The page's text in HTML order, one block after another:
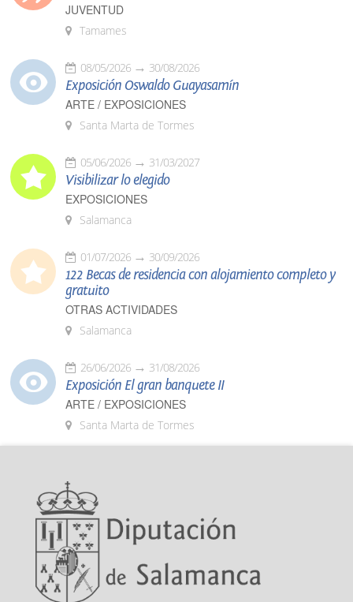
JUVENTUD
Tamames
08/05/2026 30/08/2026
Exposición Oswaldo Guayasamín
ARTE / EXPOSICIONES
Santa Marta de Tormes
05/06/2026 31/03/2027
Visibilizar lo elegido
EXPOSICIONES
Salamanca
01/07/2026 30/09/2026
122 Becas de residencia con alojamiento completo y
gratuito
OTRAS ACTIVIDADES
Salamanca
26/06/2026 31/08/2026
Exposición El gran banquete II
ARTE / EXPOSICIONES
Santa Marta de Tormes